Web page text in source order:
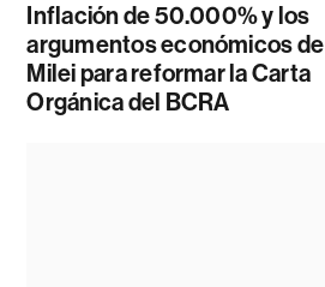
Inflación de 50.000% y los
argumentos económicos de
Milei para reformar la Carta
Orgánica del BCRA